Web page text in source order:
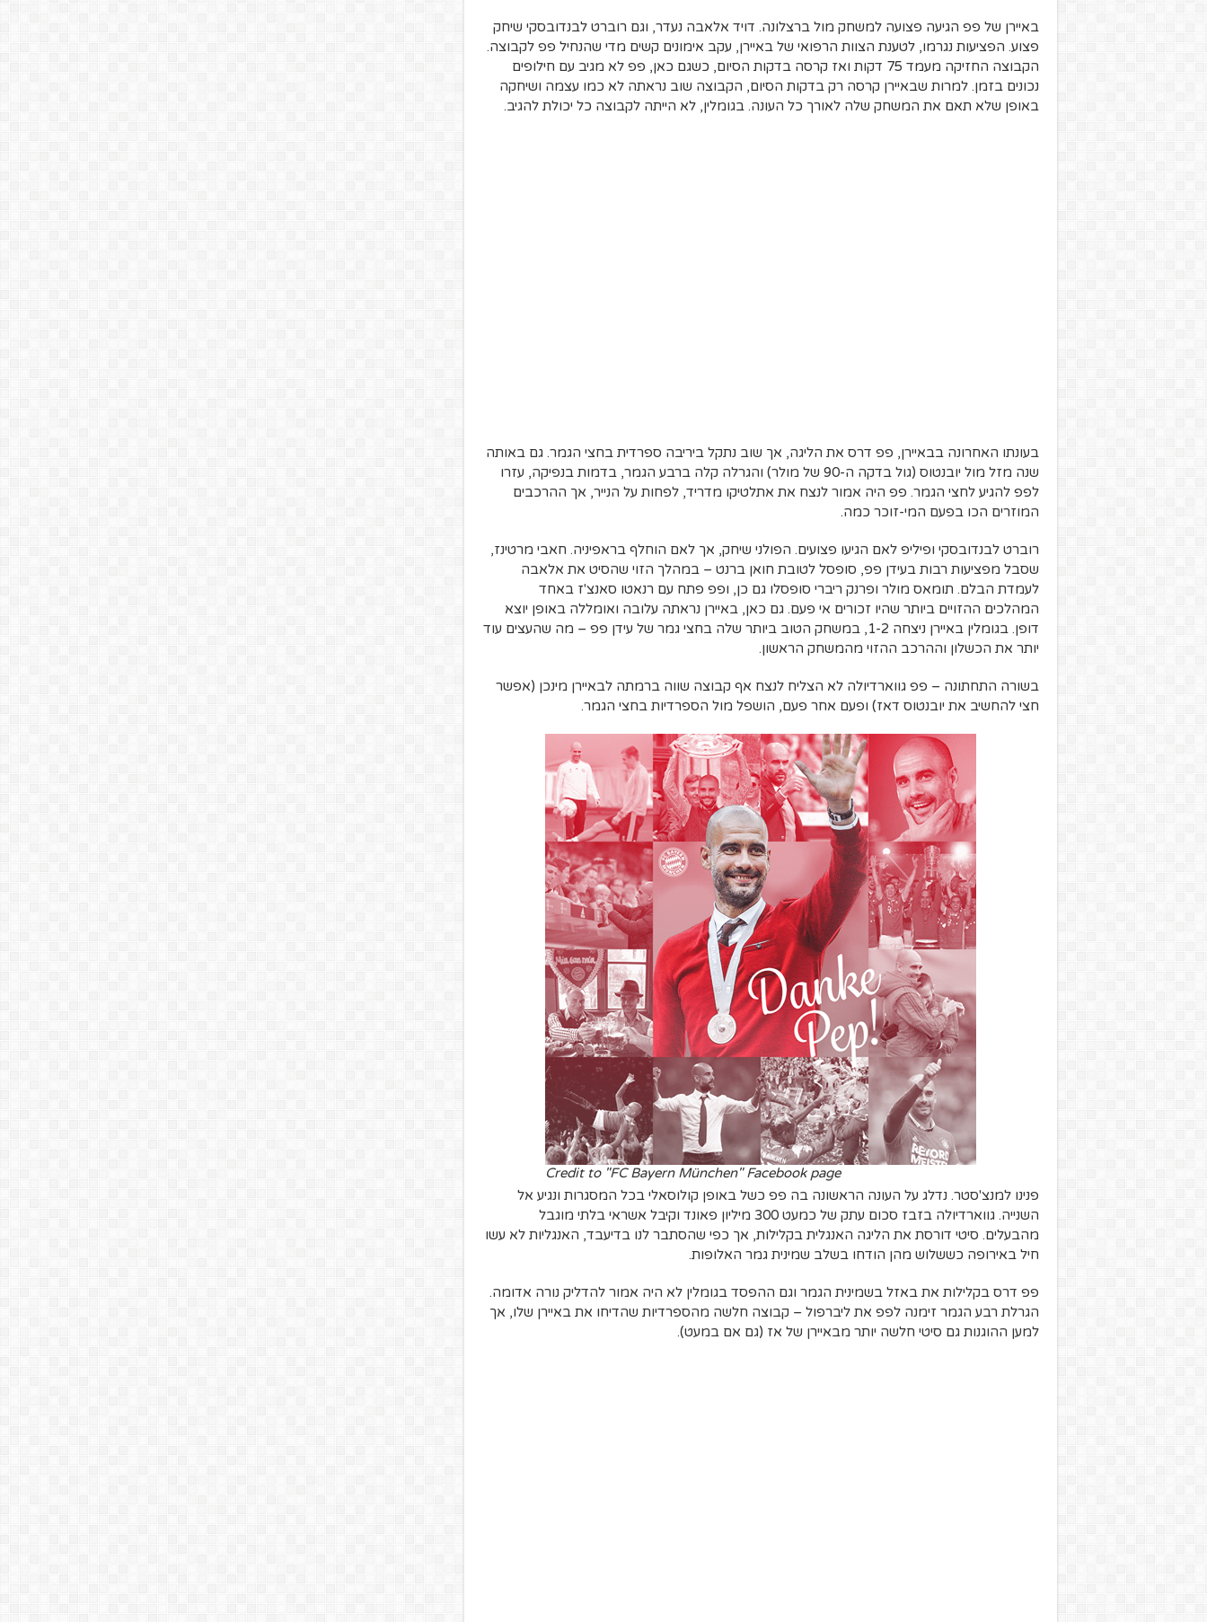
באיירן של פפ הגיעה פצועה למשחק מול ברצלונה. דויד אלאבה נעדר, וגם רוברט לבנדובסקי שיחק
פצוע. הפציעות נגרמו, לטענת הצוות הרפואי של באיירן, עקב אימונים קשים מדי שהנחיל פפ לקבוצה.
הקבוצה החזיקה מעמד 75 דקות ואז קרסה בדקות הסיום, כשגם כאן, פפ לא מגיב עם חילופים
נכונים בזמן. למרות שבאיירן קרסה רק בדקות הסיום, הקבוצה שוב נראתה לא כמו עצמה ושיחקה
באופן שלא תאם את המשחק שלה לאורך כל העונה. בגומלין, לא הייתה לקבוצה כל יכולת להגיב.
בעונתו האחרונה בבאיירן, פפ דרס את הליגה, אך שוב נתקל ביריבה ספרדית בחצי הגמר. גם באותה
שנה מזל מול יובנטוס (גול בדקה ה-90 של מולר) והגרלה קלה ברבע הגמר, בדמות בנפיקה, עזרו
לפפ להגיע לחצי הגמר. פפ היה אמור לנצח את אתלטיקו מדריד, לפחות על הנייר, אך ההרכבים
המוזרים הכו בפעם המי-זוכר כמה.
רוברט לבנדובסקי ופיליפ לאם הגיעו פצועים. הפולני שיחק, אך לאם הוחלף בראפיניה. חאבי מרטינז,
שסבל מפציעות רבות בעידן פפ, סופסל לטובת חואן ברנט – במהלך הזוי שהסיט את אלאבה
לעמדת הבלם. תומאס מולר ופרנק ריברי סופסלו גם כן, ופפ פתח עם רנאטו סאנצ'ז באחד
המהלכים ההזויים ביותר שהיו זכורים אי פעם. גם כאן, באיירן נראתה עלובה ואומללה באופן יוצא
דופן. בגומלין באיירן ניצחה 1-2, במשחק הטוב ביותר שלה בחצי גמר של עידן פפ – מה שהעצים עוד
יותר את הכשלון וההרכב ההזוי מהמשחק הראשון.
בשורה התחתונה – פפ גווארדיולה לא הצליח לנצח אף קבוצה שווה ברמתה לבאיירן מינכן (אפשר
חצי להחשיב את יובנטוס דאז) ופעם אחר פעם, הושפל מול הספרדיות בחצי הגמר.
Credit to "FC Bayern München" Facebook page
פנינו למנצ'סטר. נדלג על העונה הראשונה בה פפ כשל באופן קולוסאלי בכל המסגרות ונגיע אל
השנייה. גווארדיולה בזבז סכום עתק של כמעט 300 מיליון פאונד וקיבל אשראי בלתי מוגבל
מהבעלים. סיטי דורסת את הליגה האנגלית בקלילות, אך כפי שהסתבר לנו בדיעבד, האנגליות לא עשו
חיל באירופה כששלוש מהן הודחו בשלב שמינית גמר האלופות.
פפ דרס בקלילות את באזל בשמינית הגמר וגם ההפסד בגומלין לא היה אמור להדליק נורה אדומה.
הגרלת רבע הגמר זימנה לפפ את ליברפול – קבוצה חלשה מהספרדיות שהדיחו את באיירן שלו, אך
למען ההוגנות גם סיטי חלשה יותר מבאיירן של אז (גם אם במעט).